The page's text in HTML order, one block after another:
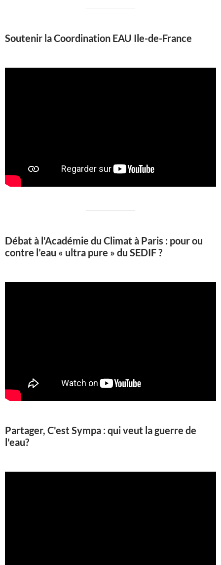
Soutenir la Coordination EAU Ile-de-France
Débat à l'Académie du Climat à Paris : pour ou
contre l’eau « ultra pure » du SEDIF ?
Partager, C'est Sympa : qui veut la guerre de
l'eau?